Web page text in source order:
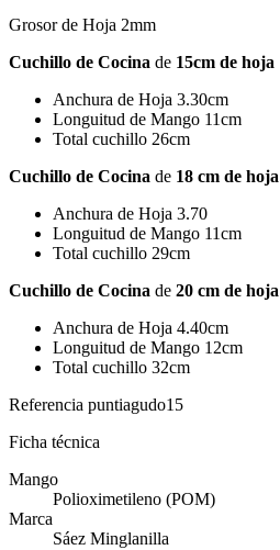
Grosor de Hoja 2mm
Cuchillo de Cocina de 15cm de hoja
Anchura de Hoja 3.30cm
Longuitud de Mango 11cm
Total cuchillo 26cm
Cuchillo de Cocina de 18 cm de hoja
Anchura de Hoja 3.70
Longuitud de Mango 11cm
Total cuchillo 29cm
Cuchillo de Cocina de 20 cm de hoja
Anchura de Hoja 4.40cm
Longuitud de Mango 12cm
Total cuchillo 32cm
Referencia puntiagudo15
Ficha técnica
Mango
Polioximetileno (POM)
Marca
Sáez Minglanilla